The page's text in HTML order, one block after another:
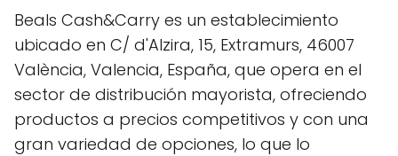
Beals Cash&Carry es un establecimiento
ubicado en C/ d'Alzira, 15, Extramurs, 46007
València, Valencia, España, que opera en el
sector de distribución mayorista, ofreciendo
productos a precios competitivos y con una
gran variedad de opciones, lo que lo